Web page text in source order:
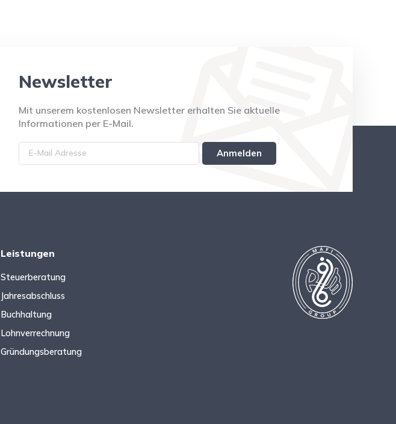
Newsletter
Mit unserem kostenlosen Newsletter erhalten Sie aktuelle
Informationen per E-Mail.
Leistungen
Steuerberatung
Jahresabschluss
Buchhaltung
Lohnverrechnung
Gründungsberatung